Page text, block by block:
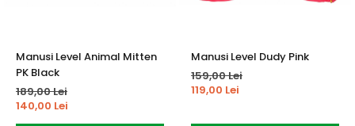
Manusi Level Animal Mitten
PK Black
189,00 Lei
140,00 Lei
Manusi Level Dudy Pink
159,00 Lei
119,00 Lei